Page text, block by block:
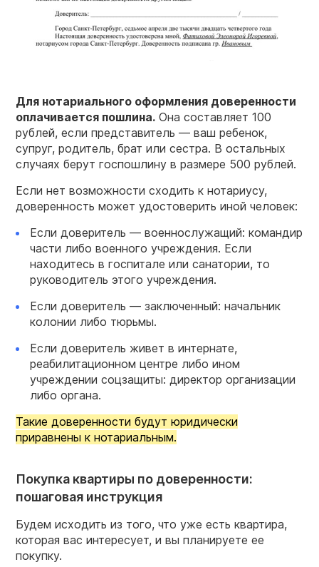
Для нотариального оформления доверенности
оплачивается пошлина. Она составляет 100
рублей, если представитель — ваш ребенок,
супруг, родитель, брат или сестра. В остальных
случаях берут госпошлину в размере 500 рублей.
Если нет возможности сходить к нотариусу,
доверенность может удостоверить иной человек:
Если доверитель — военнослужащий: командир
части либо военного учреждения. Если
находитесь в госпитале или санатории, то
руководитель этого учреждения.
Если доверитель — заключенный: начальник
колонии либо тюрьмы.
Если доверитель живет в интернате,
реабилитационном центре либо ином
учреждении соцзащиты: директор организации
либо органа.
Такие доверенности будут юридически
приравнены к нотариальным.
Покупка квартиры по доверенности:
пошаговая инструкция
Будем исходить из того, что уже есть квартира,
которая вас интересует, и вы планируете ее
покупку.